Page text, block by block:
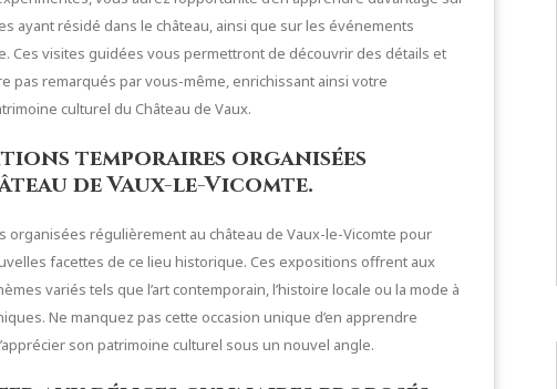
ayant résidé dans le château, ainsi que sur les événements
Ces visites guidées vous permettront de découvrir des détails et
pas remarqués par vous-même, enrichissant ainsi votre
culturel du Château de Vaux.
temporaires organisées
de Vaux-le-Vicomte.
régulièrement au château de Vaux-le-Vicomte pour
facettes de ce lieu historique. Ces expositions offrent aux
variés tels que l’art contemporain, l’histoire locale ou la mode à
Ne manquez pas cette occasion unique d’en apprendre
son patrimoine culturel sous un nouvel angle.